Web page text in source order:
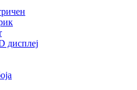
дисплеј